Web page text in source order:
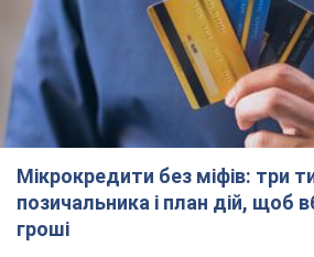
Мікрокредити без міфів: три
позичальника і план дій, щоб
гроші